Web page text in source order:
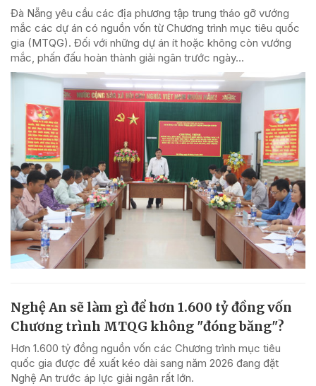
Đà Nẵng yêu cầu các địa phương tập trung tháo gỡ vướng
mắc các dự án có nguồn vốn từ Chương trình mục tiêu quốc
gia (MTQG). Đối với những dự án ít hoặc không còn vướng
mắc, phấn đấu hoàn thành giải ngân trước ngày...
Nghệ An sẽ làm gì để hơn 1.600 tỷ đồng vốn
Chương trình MTQG không "đóng băng"?
Hơn 1.600 tỷ đồng nguồn vốn các Chương trình mục tiêu
quốc gia được đề xuất kéo dài sang năm 2026 đang đặt
Nghệ An trước áp lực giải ngân rất lớn.